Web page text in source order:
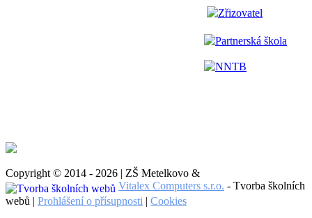
Zřizovatel
Partnerská škola
NNTB
Copyright © 2014 - 2026 | ZŠ Metelkovo &
Vitalex Computers s.r.o. - Tvorba školních
webů | Prohlášení o přísupnosti | Cookies